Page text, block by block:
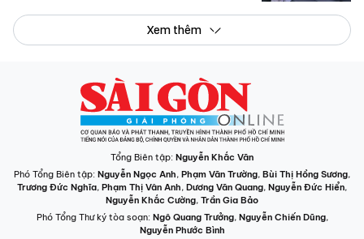
Xem thêm
Tổng Biên tập: Nguyễn Khắc Văn
Phó Tổng Biên tập: Nguyễn Ngọc Anh, Phạm Văn Trường, Bùi Thị Hồng Sương,
Trương Đức Nghĩa, Phạm Thị Vân Anh, Dương Văn Quang, Nguyễn Đức Hiển,
Nguyễn Khắc Cường, Trần Gia Bảo
Phó Tổng Thư ký tòa soạn: Ngô Quang Trưởng, Nguyễn Chiến Dũng,
Nguyễn Phước Bình